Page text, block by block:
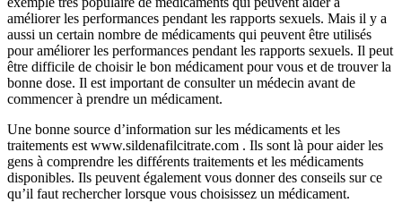
améliorer les performances pendant les rapports sexuels. Mais il y a
aussi un certain nombre de médicaments qui peuvent être utilisés
pour améliorer les performances pendant les rapports sexuels. Il peut
être difficile de choisir le bon médicament pour vous et de trouver la
bonne dose. Il est important de consulter un médecin avant de
commencer à prendre un médicament.
Une bonne source d’information sur les médicaments et les
traitements est www.sildenafilcitrate.com . Ils sont là pour aider les
gens à comprendre les différents traitements et les médicaments
disponibles. Ils peuvent également vous donner des conseils sur ce
qu’il faut rechercher lorsque vous choisissez un médicament.